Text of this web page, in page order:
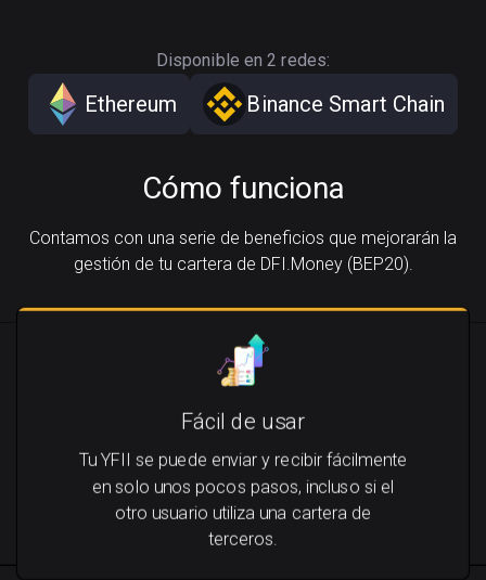
Disponible en 2 redes:
Ethereum Binance Smart Chain
Cómo funciona
Contamos con una serie de beneficios que mejorarán la
gestión de tu cartera de DFI.Money (BEP20).
Fácil de usar
Tu YFII se puede enviar y recibir fácilmente
en solo unos pocos pasos, incluso si el
otro usuario utiliza una cartera de
terceros.